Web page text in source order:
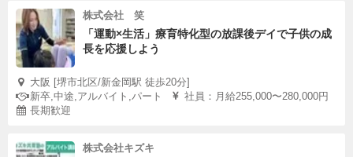
株式会社 笑
「運動×生活」療育特化型の放課後デイで子供の成
長を応援しよう
大阪 [堺市北区/新金岡駅 徒歩20分]
新卒,中途,アルバイト,パート
社員：月給255,000〜280,000円
長期歓迎
株式会社キズキ